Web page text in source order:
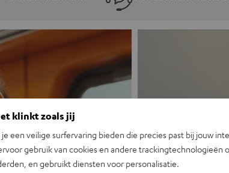
klinkt zoals jij
je een veilige surfervaring bieden die precies past bij jouw
gebruik van cookies en andere trackingtechnologieën
en gebruikt diensten voor personalisatie.